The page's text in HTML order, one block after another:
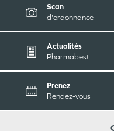
Scan
d'ordonnance
Actualités
Pharmabest
Prenez
Rendez-vous